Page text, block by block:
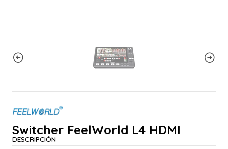
Switcher FeelWorld L4 HDMI
DESCRIPCIÓN